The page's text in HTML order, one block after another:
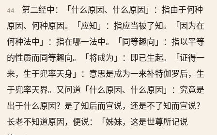
44
第二经中：「什么原因、什么原因」：指由于何种
原因、何种原因。「应知」：指应当被了知。「因为在
何种法中」：指在哪一法中。「同等趣向」：指以平等
的性质而同等趣向。「将成为」：即已生起。「证得一
来，生于兜率天身」：意思是成为一来补特伽罗后，生
于兜率天界。又问道「什么原因、什么原因」：究竟是
出于什么原因？是了知后而宣说，还是不了知而宣说？
长老不知道原因，便说：「姊妹，这是世尊所记说